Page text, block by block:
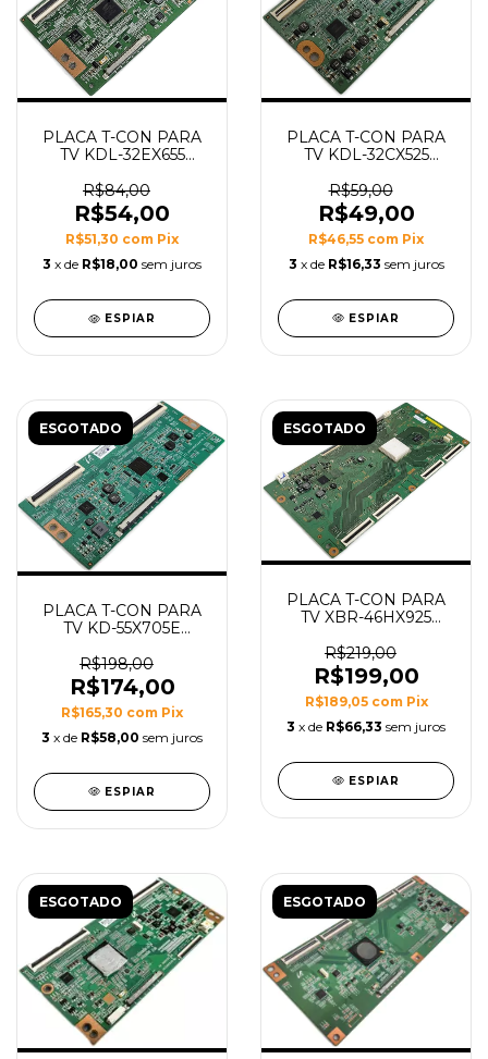
PLACA T-CON PARA
TV KDL-32EX655
WSL_C4LV0.0
R$84,00
R$54,00
R$51,30 com Pix
3 x de R$18,00 sem juros
ESPIAR
PLACA T-CON PARA
TV KDL-32CX525
ESP_C4LV0.5
R$59,00
R$49,00
R$46,55 com Pix
3 x de R$16,33 sem juros
ESPIAR
ESGOTADO
PLACA T-CON PARA
TV KD-55X705E
17Y_HU11APHTA44LV0.0
R$198,00
R$174,00
R$165,30 com Pix
3 x de R$58,00 sem juros
ESPIAR
ESGOTADO
PLACA T-CON PARA
TV XBR-46HX925
11
R$219,00
R$199,00
R$189,05 com Pix
3 x de R$66,33 sem juros
ESPIAR
ESGOTADO ESGOTADO